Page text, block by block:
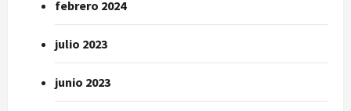
febrero 2024
julio 2023
junio 2023